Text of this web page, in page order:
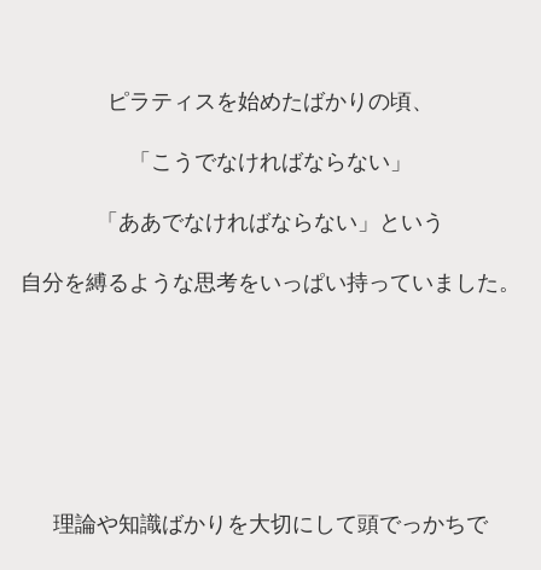
ピラティスを始めたばかりの頃、
「こうでなければならない」
「ああでなければならない」という
自分を縛るような思考をいっぱい持っていました。
理論や知識ばかりを大切にして頭でっかちで